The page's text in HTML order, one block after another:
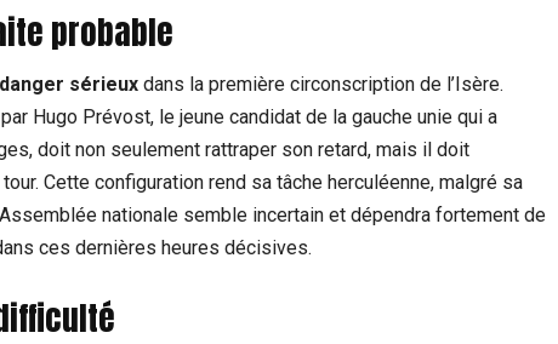
probable
danger sérieux dans la première circonscription de l’Isère.
Hugo Prévost, le jeune candidat de la gauche unie qui a
doit non seulement rattraper son retard, mais il doit
Cette configuration rend sa tâche herculéenne, malgré sa
nationale semble incertain et dépendra fortement de
ces dernières heures décisives.